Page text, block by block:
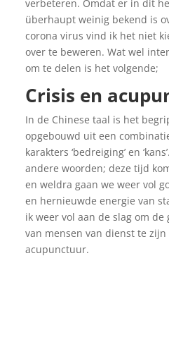
verbeteren. Omdat er in dit
überhaupt weinig bekend is
corona virus vind ik het niet
over te beweren. Wat wel
om te delen is het volgende;
Crisis en
In de Chinese taal is het
opgebouwd uit een
karakters ‘bedreiging’ en
andere woorden; deze tijd
en weldra gaan we weer vol
en hernieuwde energie van
ik weer vol aan de slag om de
van mensen van dienst te zijn
acupunctuur.